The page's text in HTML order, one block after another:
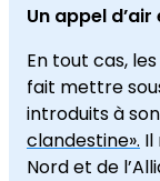
Un appel d’air
En tout cas,
fait mettre
introduits à
clandestine». Il
Nord et de